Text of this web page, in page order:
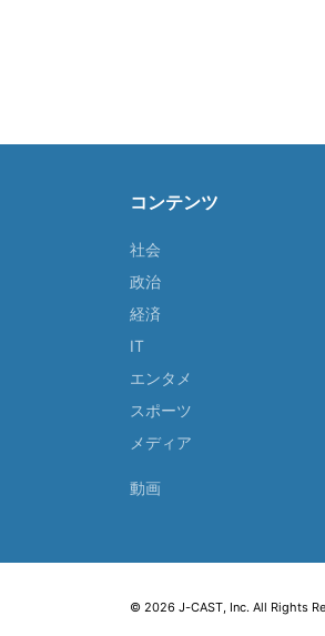
コンテンツ
社会
政治
経済
IT
エンタメ
スポーツ
メディア
動画
© 2026 J-CAST, Inc. All Rights